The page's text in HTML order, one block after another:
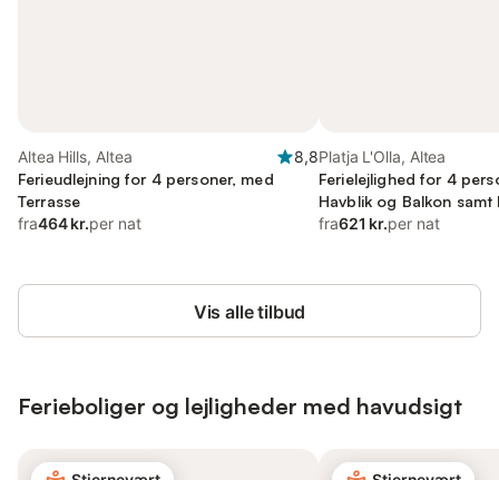
Altea Hills, Altea
8,8
Ferieudlejning for 4 personer, med
Terrasse
fra464 kr.per nat
Platja L'Olla, Altea
Ferielejlighed for 4
Havblik og Balkon
fra621 kr.per nat
Vis alle tilbud
Ferieboliger og lejligheder med havudsigt